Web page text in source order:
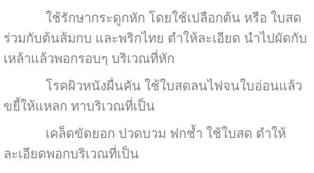
ใช้รักษากระดูกหัก โดยใช้เปลือกต้น หรือ ใบสด
ร่วมกับต้นส้มกบ และพริกไทย ตำให้ละเอียด นำไปผัดกับ
เหล้าแล้วพอกรอบๆ บริเวณที่หัก
โรคผิวหนังผื่นคัน ใช้ใบสดลนไฟจนใบอ่อนแล้ว
ขยี้ให้แหลก ทาบริเวณที่เป็น
เคล็ดขัดยอก ปวดบวม ฟกช้ำ ใช้ใบสด ตำให้
ละเอียดพอกบริเวณที่เป็น